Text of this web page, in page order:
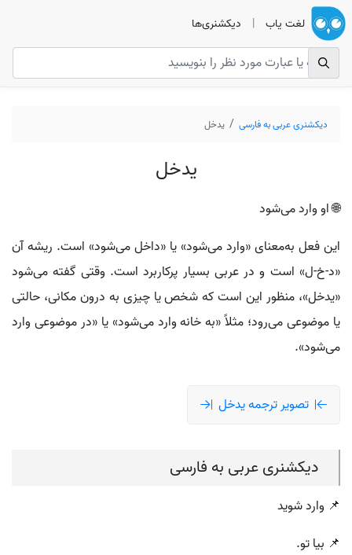
لغت یاب | دیکشنری‌ها
دیکشنری عربی به فارسی یدخل
یدخل
🌐 او وارد می‌شود
این فعل به‌معنای «وارد می‌شود» یا «داخل می‌شود» است. ریشه آن
«د-خ-ل» است و در عربی بسیار پرکاربرد است. وقتی گفته می‌شود
«یدخل»، منظور این است که شخص یا چیزی به درون مکانی، حالتی
یا موضوعی می‌رود؛ مثلاً «به خانه وارد می‌شود» یا «در موضوعی وارد
می‌شود».
تصویر ترجمه یدخل
دیکشنری عربی به فارسی
📌 وارد شوید
📌 بیا تو.